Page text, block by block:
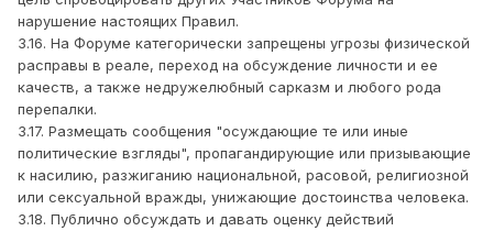
нарушение настоящих Правил.
3.16. На Форуме категорически запрещены угрозы физической
расправы в реале, переход на обсуждение личности и ее
качеств, а также недружелюбный сарказм и любого рода
перепалки.
3.17. Размещать сообщения "осуждающие те или иные
политические взгляды", пропагандирующие или призывающие
к насилию, разжиганию национальной, расовой, религиозной
или сексуальной вражды, унижающие достоинства человека.
3.18. Публично обсуждать и давать оценку действий